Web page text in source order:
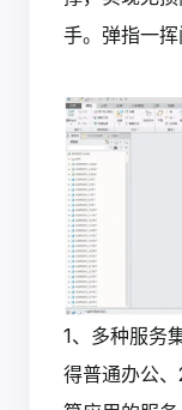
手。弹指一挥
1、多种服务
得普通办公